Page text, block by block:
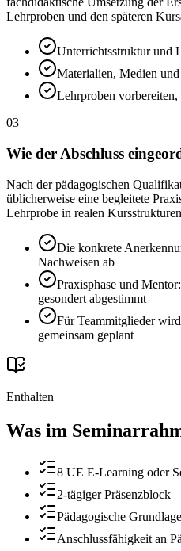
Lehrproben und den späteren
Unterrichtsstruktur und
Materialien, Medien und
Lehrproben
03
Wie der Abschluss
Nach der pädagogischen
üblicherweise eine begleitete
Lehrprobe in realen
Die konkrete
Nachweisen ab
Praxisphase und
gesondert abgestimmt
Für Teammitglieder
gemeinsam geplant
Enthalten
Was im
8 UE E-Learning oder
2-tägiger Präsenzblock
Pädagogische
Anschlussfähigkeit an